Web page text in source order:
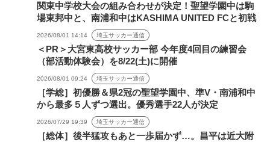
関東中学校大会の組み合わせが決定！聖望学園中は駒
場東邦中と、南浦和中はKASHIMA UNITED FCと初戦
2026/08/01 14:14 埼玉サッカー通信
＜PR＞大宮東高校サッカー部 今年度4回目の練習会
（部活動体験会）を8/22(土)に開催
2026/08/01 09:24 埼玉サッカー通信
［学総］初優勝＆県2冠の聖望学園中、準V・南浦和中
から最多５人ずつ選出。優秀選手22人が決定
2026/07/29 19:39 埼玉サッカー通信
［総体］後半猛攻もあと一歩届かず…。昌平は近大附